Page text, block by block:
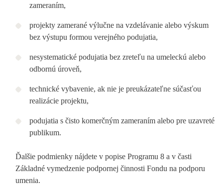
zameraním,
projekty zamerané výlučne na vzdelávanie alebo výskum
bez výstupu formou verejného podujatia,
nesystematické podujatia bez zreteľu na umeleckú alebo
odbornú úroveň,
technické vybavenie, ak nie je preukázateľne súčasťou
realizácie projektu,
podujatia s čisto komerčným zameraním alebo pre uzavreté
publikum.
Ďalšie podmienky nájdete v popise Programu 8 a v časti
Základné vymedzenie podpornej činnosti Fondu na podporu
umenia.